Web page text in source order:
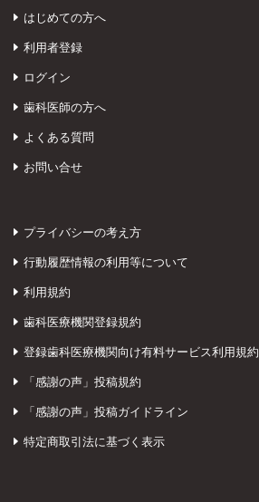
はじめての方へ
利用者登録
ログイン
歯科医師の方へ
よくある質問
お問い合せ
プライバシーの考え方
行動履歴情報の利用等について
利用規約
歯科医療機関登録規約
登録歯科医療機関向け有料サービス利用規約
「感謝の声」投稿規約
「感謝の声」投稿ガイドライン
特定商取引法に基づく表示